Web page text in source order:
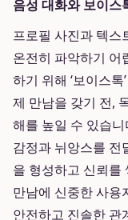
음성 대화와 보이스
프로필 사진과 텍스
온전히 파악하기 어
하기 위해 ‘보이스
제 만남을 갖기 전,
해를 높일 수 있습
감정과 뉘앙스를 전
을 형성하고 신뢰를
만남에 신중한 사용
안전하고 진솔한 관